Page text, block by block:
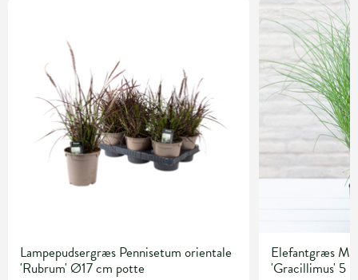
Lampepudsergræs Pennisetum orientale
'Rubrum' Ø17 cm potte
Elefantgræs
'Gracillimus' 5